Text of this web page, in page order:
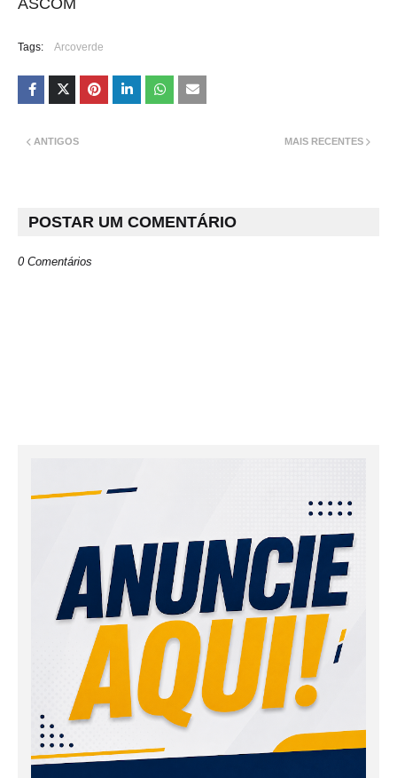
ASCOM
Tags: Arcoverde
MAIS RECENTES
ANTIGOS
POSTAR UM COMENTÁRIO
0 Comentários